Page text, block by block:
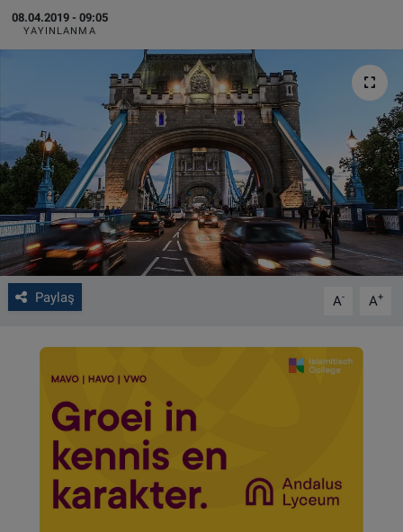
08.04.2019 - 09:05
YAYINLANMA
Paylaş A- A+
BİLİM-TEKNOLOJİ
SAĞLIK
FOTO GALERİ
VIDEO GALERİ
ALGEMENE VOORWAARDEN
CONTACT
Çerez Politikası
Haber Arşivi